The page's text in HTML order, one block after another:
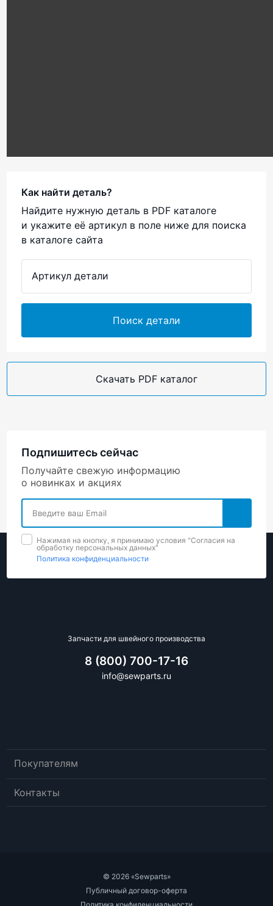
Как найти деталь?
Найдите нужную деталь в PDF каталоге
и укажите её артикул в поле ниже для поиска
в каталоге сайта
Поиск детали
Скачать PDF каталог
Подпишитесь сейчас
Получайте свежую информацию
о новинках и акциях
Нажимая на кнопку, я принимаю условия "Cогласия на
обработку персональных данных"
Политика конфиденциальности
Запчасти для швейного производства
Покупателям
Контакты
8 (800) 700-17-16
info@sewparts.ru
© 2026 «Sewparts»
Публичный договор-оферта